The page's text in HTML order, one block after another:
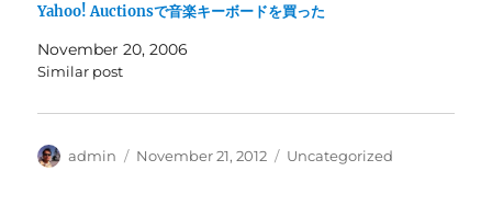
Yahoo! Auctionsで音楽キーボードを買った
November 20, 2006
Similar post
Author
admin
Posted
November 21, 2012 Categories
Uncategorized